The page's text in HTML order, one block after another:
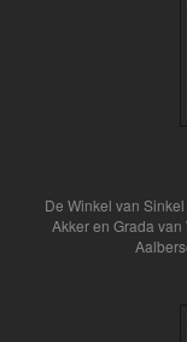
De Winkel van
Akker en Grada